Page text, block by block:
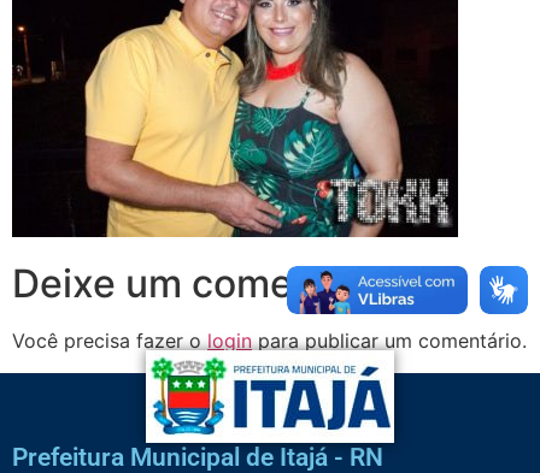
Deixe um comentário
Você precisa fazer ologinpara publicar um comentário.
Prefeitura Municipal de Itajá - RN